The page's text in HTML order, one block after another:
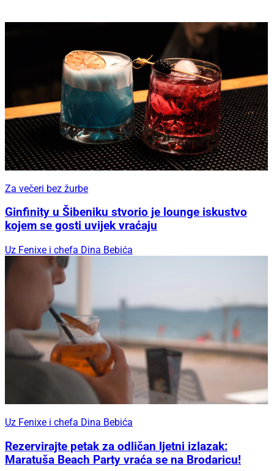
Za večeri bez žurbe
Ginfinity u Šibeniku stvorio je lounge iskustvo
kojem se gosti uvijek vraćaju
Uz Fenixe i chefa Dina Bebića
Uz Fenixe i chefa Dina Bebića
Rezervirajte petak za odličan ljetni izlazak:
Maratuša Beach Party vraća se na Brodaricu!